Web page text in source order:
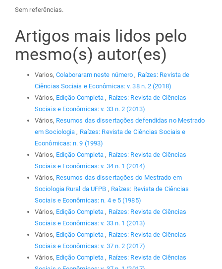
Sem referências.
Artigos mais lidos pelo
mesmo(s) autor(es)
Varios, Colaboraram neste número, Raízes: Revista de
Ciências Sociais e Econômicas: v. 38 n. 2 (2018)
Vários, Edição Completa, Raízes: Revista de Ciências
Sociais e Econômicas: v. 33 n. 2 (2013)
Vários, Resumos das dissertações defendidas no Mestrado
em Sociologia, Raízes: Revista de Ciências Sociais e
Econômicas: n. 9 (1993)
Vários, Edição Completa, Raízes: Revista de Ciências
Sociais e Econômicas: v. 34 n. 1 (2014)
Vários, Resumos das dissertações do Mestrado em
Sociologia Rural da UFPB , Raízes: Revista de Ciências
Sociais e Econômicas: n. 4 e 5 (1985)
Vários, Edição Completa, Raízes: Revista de Ciências
Sociais e Econômicas: v. 33 n. 1 (2013)
Vários, Edição Completa, Raízes: Revista de Ciências
Sociais e Econômicas: v. 37 n. 2 (2017)
Vários, Edição Completa, Raízes: Revista de Ciências